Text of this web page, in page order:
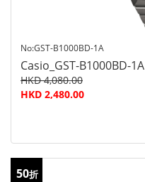
No:GST-B1000BD-1A
Casio_GST-B1000BD-1A
HKD 4,080.00
HKD 2,480.00
50折